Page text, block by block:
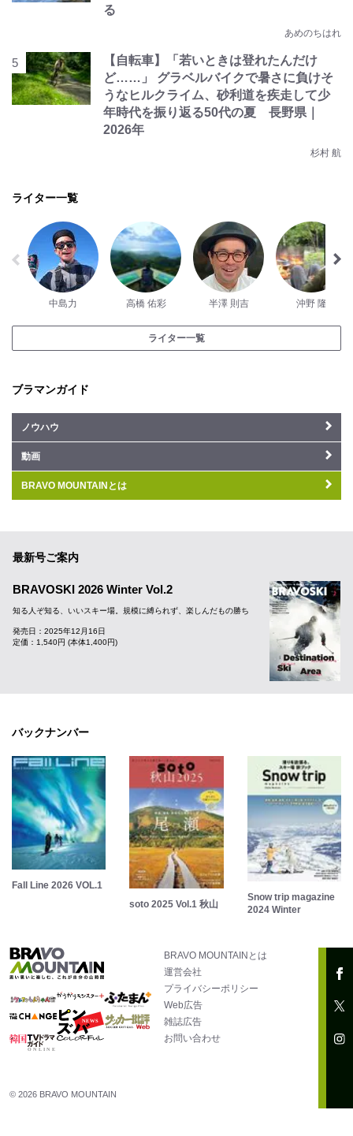
る
あめのちはれ
【自転車】「若いときは登れたんだけ
ど……」 グラベルバイクで暑さに負けそ
うなヒルクライム、砂利道を疾走して少
年時代を振り返る50代の夏 長野県｜
2026年
杉村 航
ライター一覧
中島力 高橋 佑彩 半澤 則吉 沖野 隆
ライター一覧
ブラマンガイド
ノウハウ
動画
BRAVO MOUNTAINとは
最新号ご案内
BRAVOSKI 2026 Winter Vol.2
知る人ぞ知る、いいスキー場。規模に縛られず、楽しんだもの勝ち
発売日：2025年12月16日
定価：1,540円 (本体1,400円)
バックナンバー
Fall Line 2026 VOL.1
soto 2025 Vol.1 秋山
Snow trip magazine
2024 Winter
BRAVO MOUNTAINとは
運営会社
プライバシーポリシー
Web広告
雑誌広告
お問い合わせ
© 2026 BRAVO MOUNTAIN